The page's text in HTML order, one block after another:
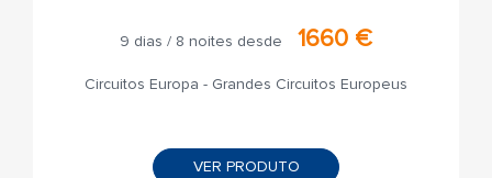
9 dias / 8 noites desde 1660 €
Circuitos Europa - Grandes Circuitos Europeus
VER PRODUTO